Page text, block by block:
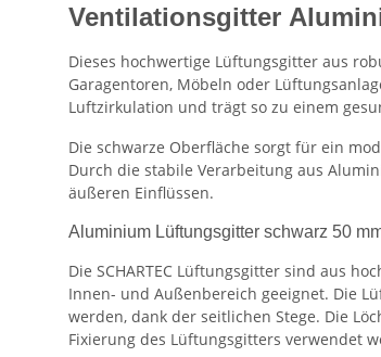
Ventilationsgitter
Dieses hochwertige Lüftungsgitter aus
Garagentoren, Möbeln oder
Luftzirkulation und trägt so zu einem
Die schwarze Oberfläche sorgt für ein
Durch die stabile Verarbeitung aus
äußeren Einflüssen.
Aluminium Lüftungsgitter schwarz 50
Die SCHARTEC Lüftungsgitter sind aus
Innen- und Außenbereich geeignet. Die
werden, dank der seitlichen Stege. Die
Fixierung des Lüftungsgitters verwendet